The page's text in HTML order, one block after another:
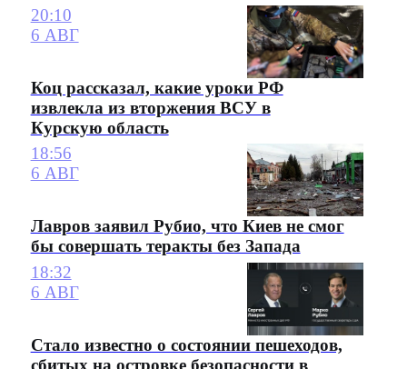
20:10
6 АВГ
Коц рассказал, какие уроки РФ
извлекла из вторжения ВСУ в
Курскую область
18:56
6 АВГ
Лавров заявил Рубио, что Киев не смог
бы совершать теракты без Запада
18:32
6 АВГ
Стало известно о состоянии пешеходов,
сбитых на островке безопасности в